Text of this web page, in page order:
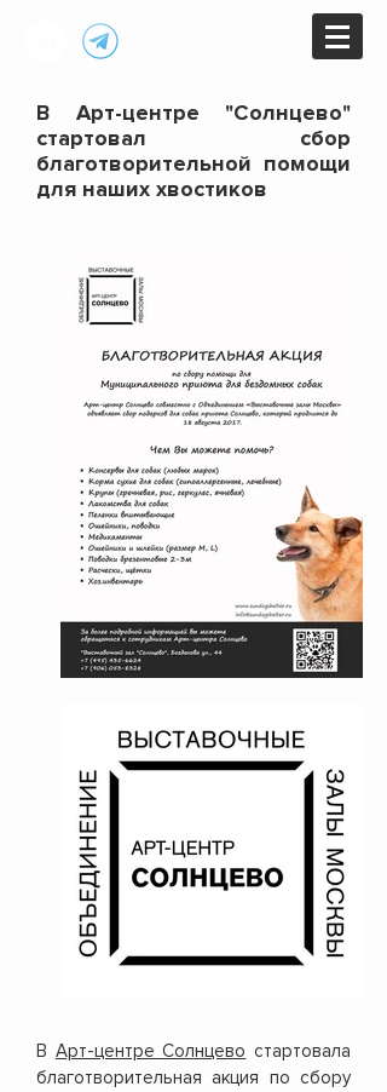
В Арт-центре "Солнцево"
стартовал сбор
благотворительной помощи
для наших хвостиков
В Арт-центре Солнцево стартовала
благотворительная акция по сбору